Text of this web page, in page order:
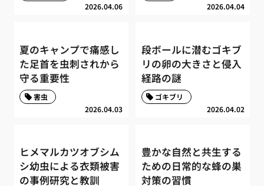
2026.04.06 2026.04.04
夏のキャンプで痛感し
た足首を虫刺されから
守る重要性
2026.04.03
害虫
段ボールに潜むゴキブ
リの卵の大きさと侵入
経路の謎
2026.04.02
ゴキブリ
ヒメマルカツオブシム
シ幼虫による衣類被害
の事例研究と教訓
豊かな自然と共生する
ための日常的な蜂の巣
対策の習慣